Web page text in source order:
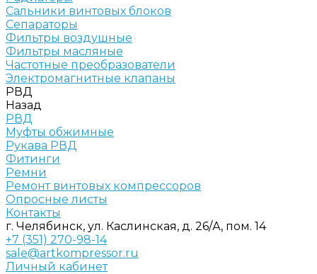
Сальники винтовых блоков
Сепараторы
Фильтры воздушные
Фильтры масляные
Частотные преобразователи
Электромагнитные клапаны
РВД
Назад
РВД
Муфты обжимные
Рукава РВД
Фитинги
Ремни
Ремонт винтовых компрессоров
Опросные листы
Контакты
г. Челябинск, ул. Каслинская, д. 26/А, пом. 14
+7 (351) 270-98-14
sale@artkompressor.ru
Личный кабинет